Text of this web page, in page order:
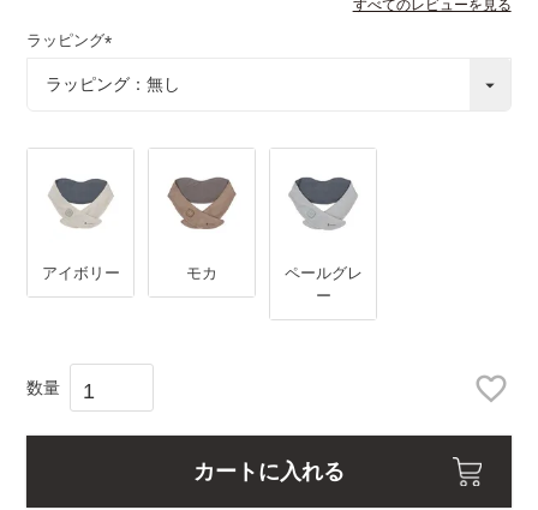
すべてのレビューを見る
ラッピング
必
アイボリー モカ
ペールグレ
ー
カートに入れる